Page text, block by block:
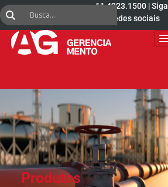
11 4223.1500 | Siga
nas redes sociais
Produtos